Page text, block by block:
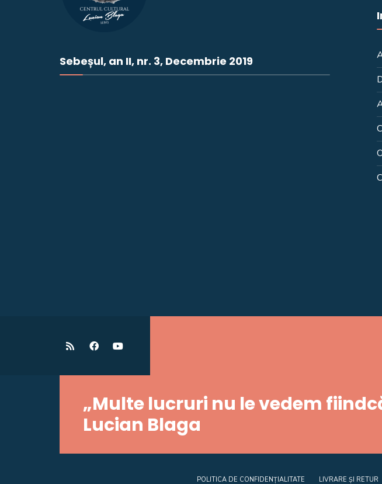
Sebeșul, an II, nr. 3, Decembrie 2019
„Multe lucruri nu le vedem
Lucian Blaga
POLITICA DE CONFIDENȚIALITATE LIVRARE ȘI RETUR